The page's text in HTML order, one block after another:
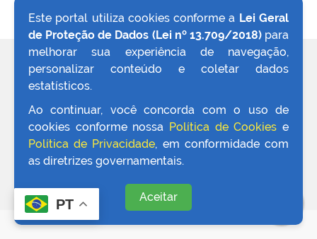
Este portal utiliza cookies conforme a Lei Geral
de Proteção de Dados (Lei nº 13.709/2018)para
melhorar sua experiência de navegação,
personalizar conteúdo e coletar dados
estatísticos.
Ao continuar, você concorda com o uso de
cookies conforme nossa Política de Cookies e
Política de Privacidade, em conformidade com
as diretrizes governamentais.
Aceitar
REDES SOCIAIS
PT